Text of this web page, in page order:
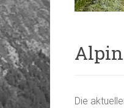
Alpin
Die